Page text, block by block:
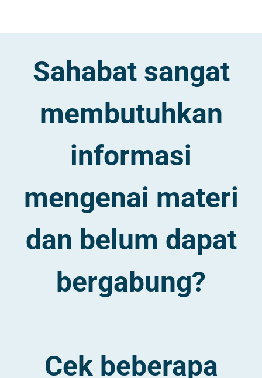
Sahabat sangat
membutuhkan
informasi
mengenai materi
dan belum dapat
bergabung?
Cek beberapa